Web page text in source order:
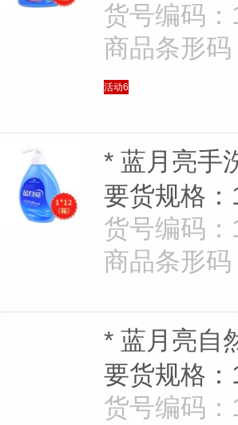
货号编码
商品条形
活动6
* 蓝月亮手
要货规格：
货号编码
商品条形
* 蓝月亮自
要货规格：
货号编码